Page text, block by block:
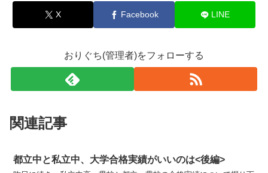
X Facebook LINE
おりぐち(管理者)をフォローする
関連記事
都立中と私立中、大学合格実績がいいのは<後編>